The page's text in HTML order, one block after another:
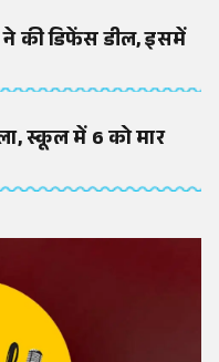
ने की डिफेंस डील, इसमें
स्कूल में 6 को मार